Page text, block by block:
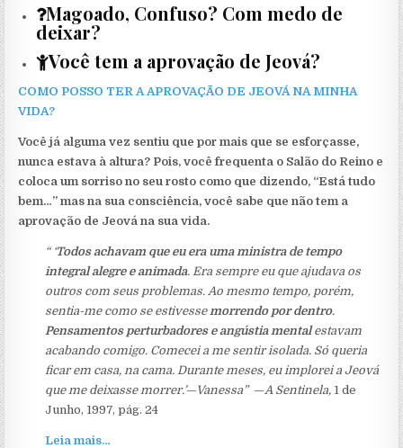
Magoado, Confuso? Com medo de
deixar?
Você tem a aprovação de Jeová?
COMO POSSO TER A APROVAÇÃO DE JEOVÁ NA MINHA
VIDA?
Você já alguma vez sentiu que por mais que se esforçasse,
nunca estava à altura? Pois, você frequenta o Salão do Reino e
coloca um sorriso no seu rosto como que dizendo, “Está tudo
bem…” mas na sua consciência, você sabe que não tem a
aprovação de Jeová na sua vida.
“ ‘Todos achavam que eu era uma ministra de tempo
integral alegre e animada. Era sempre eu que ajudava os
outros com seus problemas. Ao mesmo tempo, porém,
sentia-me como se estivessemorrendo por dentro.
Pensamentos perturbadores e angústia mentalestavam
acabando comigo. Comecei a me sentir isolada. Só queria
ficar em casa, na cama. Durante meses, eu implorei a Jeová
que me deixasse morrer.’—Vanessa”—A Sentinela, 1 de
Junho, 1997, pág. 24
Leia mais…